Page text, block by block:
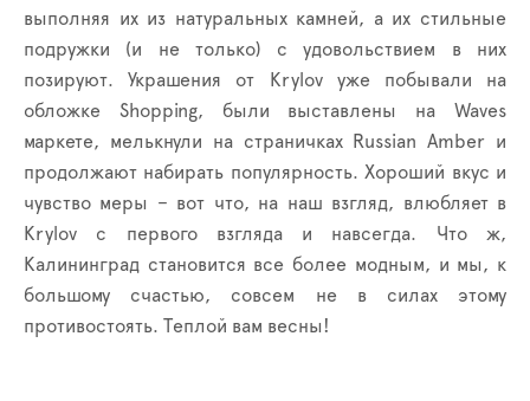
выполняя их из натуральных камней, а их стильные
подружки (и не только) с удовольствием в них
позируют. Украшения от
Krylovуже побывали на
обложке Shopping, были выставлены наWaves
маркете, мелькнули на страничках
Russian Amber и
продолжают набирать популярность. Хороший вкус и
чувство меры – вот что, на наш взгляд, влюбляет в
Krylov с первого взгляда и навсегда. Что ж,
Калининград становится все более модным, и мы, к
большому счастью, совсем не в силах этому
противостоять. Теплой вам весны!